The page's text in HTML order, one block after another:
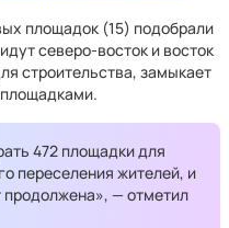
площадок (15) подобрали
северо-восток и восток
строительства, замыкает
472 площадки для
переселения жителей, и
— отметил